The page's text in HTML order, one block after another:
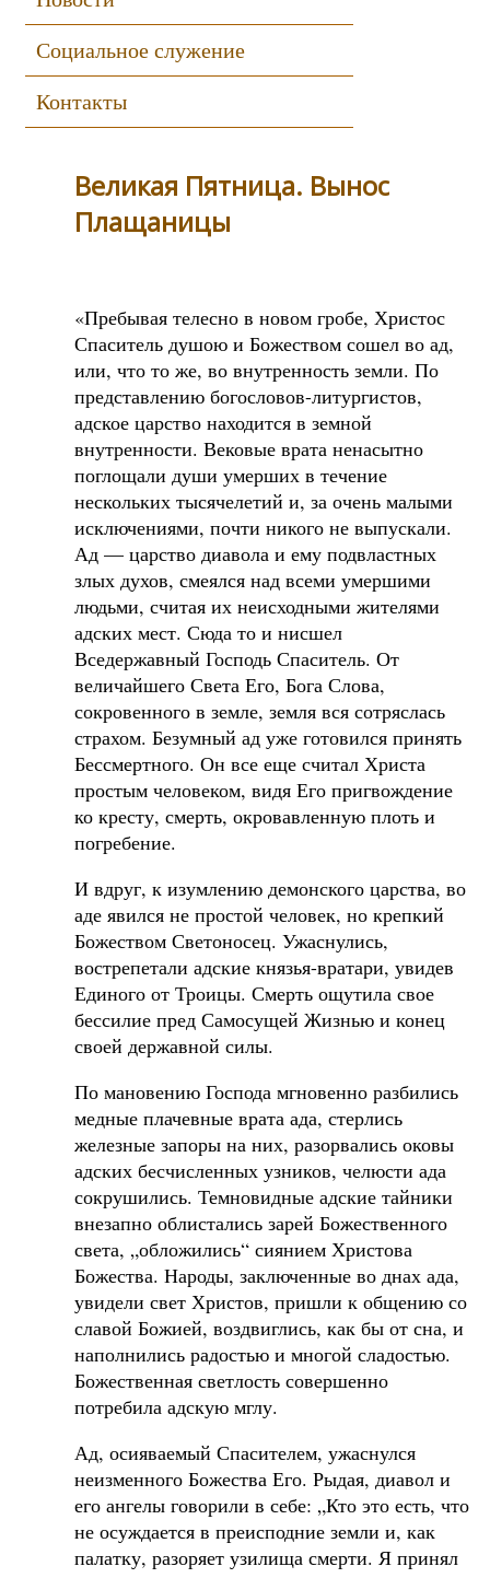
Социальное служение
Контакты
Великая Пятница. Вынос
Плащаницы
«Пребывая телесно в новом гробе, Христос
Спаситель душою и Божеством сошел во ад,
или, что то же, во внутренность земли. По
представлению богословов-литургистов,
адское царство находится в земной
внутренности. Вековые врата ненасытно
поглощали души умерших в течение
нескольких тысячелетий и, за очень малыми
исключениями, почти никого не выпускали.
Ад — царство диавола и ему подвластных
злых духов, смеялся над всеми умершими
людьми, считая их неисходными жителями
адских мест. Сюда то и нисшел
Вседержавный Господь Спаситель. От
величайшего Света Его, Бога Слова,
сокровенного в земле, земля вся сотряслась
страхом. Безумный ад уже готовился принять
Бессмертного. Он все еще считал Христа
простым человеком, видя Его пригвождение
ко кресту, смерть, окровавленную плоть и
погребение.
И вдруг, к изумлению демонского царства, во
аде явился не простой человек, но крепкий
Божеством Светоносец. Ужаснулись,
вострепетали адские князья-вратари, увидев
Единого от Троицы. Смерть ощутила свое
бессилие пред Самосущей Жизнью и конец
своей державной силы.
По мановению Господа мгновенно разбились
медные плачевные врата ада, стерлись
железные запоры на них, разорвались оковы
адских бесчисленных узников, челюсти ада
сокрушились. Темновидные адские тайники
внезапно облистались зарей Божественного
света, „обложились“ сиянием Христова
Божества. Народы, заключенные во днах ада,
увидели свет Христов, пришли к общению со
славой Божией, воздвиглись, как бы от сна, и
наполнились радостью и многой сладостью.
Божественная светлость совершенно
потребила адскую мглу.
Ад, осияваемый Спасителем, ужаснулся
неизменного Божества Его. Рыдая, диавол и
его ангелы говорили в себе: „Кто это есть, что
не осуждается в преисподние земли и, как
палатку, разоряет узилища смерти. Я принял